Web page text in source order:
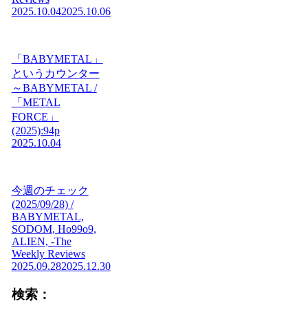
2025.10.042025.10.06
「BABYMETAL」
というカウンター
～BABYMETAL /
「METAL
FORCE」
(2025):94p
2025.10.04
今週のチェック
(2025/09/28) /
BABYMETAL,
SODOM, Ho99o9,
ALIEN, -The
Weekly Reviews
2025.09.282025.12.30
検索：